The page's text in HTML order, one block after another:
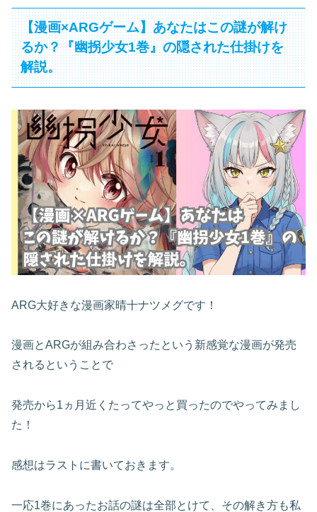
【漫画×ARGゲーム】あなたはこの謎が解け
るか？『幽拐少女1巻』の隠された仕掛けを
解説。
ARG大好きな漫画家晴十ナツメグです！
漫画とARGが組み合わさったという新感覚な漫画が発売
されるということで
発売から1ヵ月近くたってやっと買ったのでやってみまし
た！
感想はラストに書いておきます。
一応1巻にあったお話の謎は全部とけて、その解き方も私